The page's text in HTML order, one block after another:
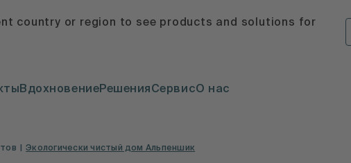
country or region to see products and solutions for
ВдохновениеРешенияСервисО нас
Экологически чистый дом Альпеншик